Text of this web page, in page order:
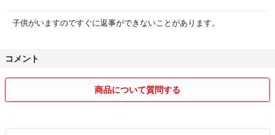
子供がいますのですぐに返事ができないことがあります。
コメント
商品について質問する